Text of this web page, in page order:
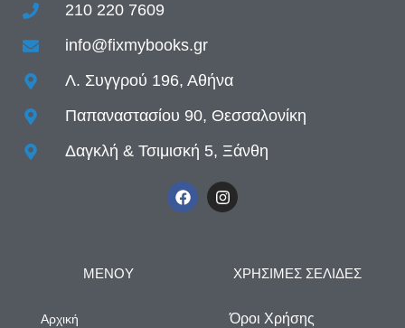
210 220 7609
info@fixmybooks.gr
Λ. Συγγρού 196, Αθήνα
Παπαναστασίου 90, Θεσσαλονίκη
Δαγκλή & Τσιμισκή 5, Ξάνθη
ΜΕΝΟΥ
Αρχική
ΧΡΗΣΙΜΕΣ ΣΕΛΙΔΕΣ
Όροι Χρήσης